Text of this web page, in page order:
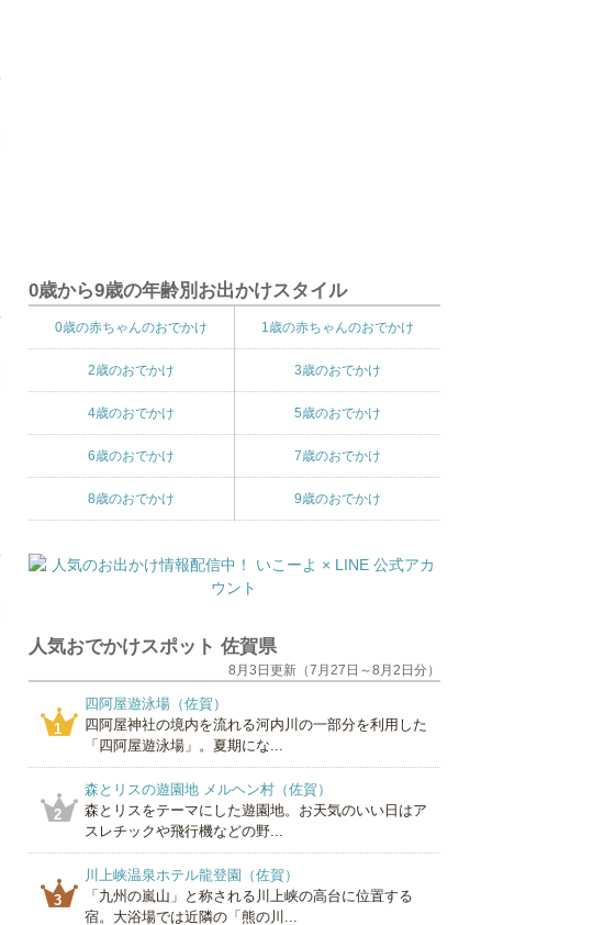
0歳から9歳の年齢別お出かけスタイル
0歳の赤ちゃんのおでかけ 1歳の赤ちゃんのおでかけ
2歳のおでかけ 3歳のおでかけ
4歳のおでかけ 5歳のおでかけ
6歳のおでかけ 7歳のおでかけ
8歳のおでかけ 9歳のおでかけ
人気おでかけスポット 佐賀県
8月3日更新（7月27日～8月2日分）
1
四阿屋遊泳場（佐賀）
四阿屋神社の境内を流れる河内川の一部分を利用した
「四阿屋遊泳場」。夏期にな...
2
森とリスの遊園地 メルヘン村（佐賀）
森とリスをテーマにした遊園地。お天気のいい日はア
スレチックや飛行機などの野...
3
川上峡温泉ホテル龍登園（佐賀）
「九州の嵐山」と称される川上峡の高台に位置する
宿。大浴場では近隣の「熊の川...